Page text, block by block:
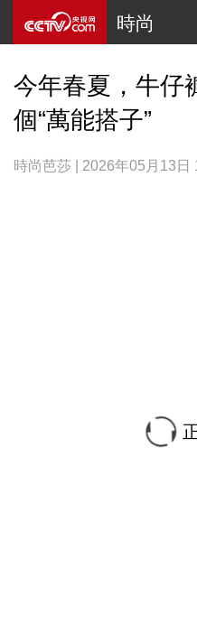
時尚
今年春夏，牛仔
個“萬能搭子”
時尚芭莎 | 2026年05月13日